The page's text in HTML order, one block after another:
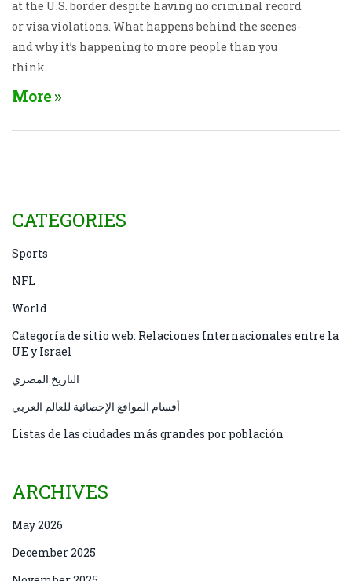
at the U.S. border despite having no criminal record
or visa violations. What happens behind the scenes-
and why it’s happening to more people than you
think.
More
CATEGORIES
Sports
NFL
World
Categoría de sitio web: Relaciones Internacionales entre la
UE y Israel
التاريخ المصري
أقسام المواقع الإحصائية للعالم العربي
Listas de las ciudades más grandes por población
ARCHIVES
May 2026
December 2025